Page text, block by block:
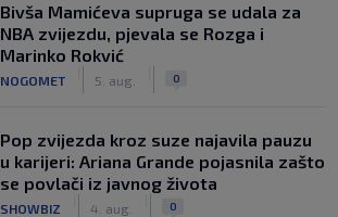
Bivša Mamićeva supruga se udala za
NBA zvijezdu, pjevala se Rozga i
Marinko Rokvić
NOGOMET 5. aug. 0
Pop zvijezda kroz suze najavila pauzu
u karijeri: Ariana Grande pojasnila zašto
se povlači iz javnog života
SHOWBIZ 4. aug. 0